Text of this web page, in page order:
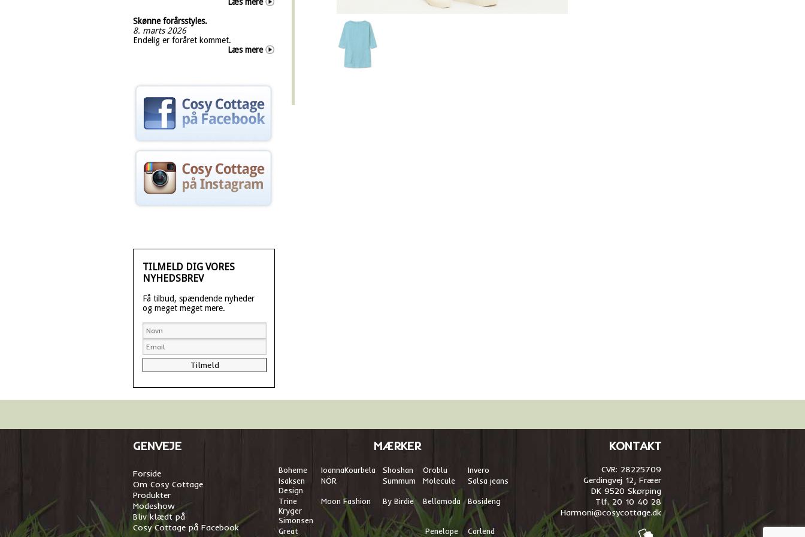
Skønne forårsstyles.
8. marts 2026
Endelig er foråret kommet.
Læs mere
TILMELD DIG VORES
NYHEDSBREV
Få tilbud, spændende nyheder
og meget meget mere.
GENVEJE
Forside
Om Cosy Cottage
Produkter
Modeshow
Bliv klædt på
Cosy Cottage på Facebook
MÆRKER
Boheme IoannaKourbela Shoshan Oroblu
Invero
Isaksen
Design
NÖR Summum Molecule Salsa jeans
Trine
Kryger
Simonsen
Moon Fashion By Birdie Bellamoda Bosideng
Great
Penelope
Carlend
KONTAKT
CVR: 28225709
Gerdingvej 12, Fræer
DK 9520 Skørping
Tlf. 20 10 40 28
Harmoni@cosycottage.dk